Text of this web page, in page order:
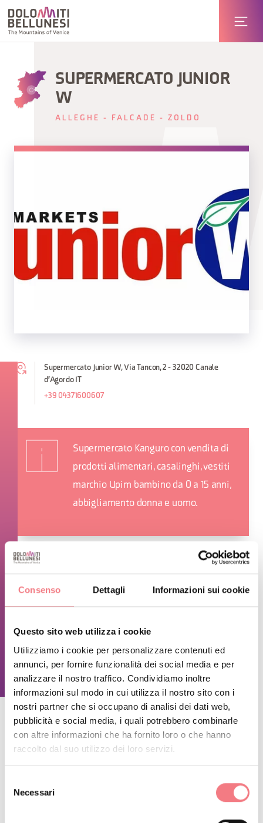
Consenso Dettagli Informazioni sui cookie
Questo sito web utilizza i cookie
Utilizziamo i cookie per personalizzare contenuti ed
annunci, per fornire funzionalità dei social media e per
analizzare il nostro traffico. Condividiamo inoltre
informazioni sul modo in cui utilizza il nostro sito con i
nostri partner che si occupano di analisi dei dati web,
pubblicità e social media, i quali potrebbero combinarle
con altre informazioni che ha fornito loro o che hanno
raccolto dal suo utilizzo dei loro servizi.
delNecessari
SUPERMERCATO JUNIOR
W
ALLEGHE - FALCADE - ZOLDO
Supermercato Junior W, Via Tancon, 2 - 32020 Canale
d'Agordo IT
+39 04371600607
Supermercato Kanguro con vendita di
prodotti alimentari, casalinghi, vestiti
marchio Upim bambino da 0 a 15 anni,
abbigliamento donna e uomo.
INFORMAZIONI SUGLI ORARI
Aperto dal lunedì al sabato dalle 8:00 alle 12:30 e dalle 16:00
alle 19:30.
Chiuso domenica.
RICHIEDI INFORMAZIONI
RESTA IN CONTATTO
Riceverai notizie, informazioni, itinerari, idee e
consigli per la tua vacanza in ogni stagione.